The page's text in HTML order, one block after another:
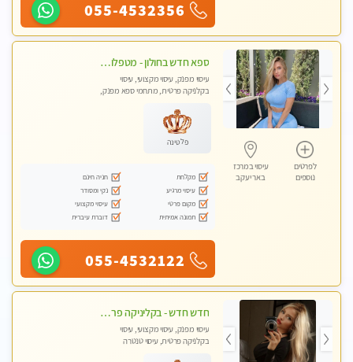
055-4532356
לפרטים
נוספים
עיסוי במרכז
באר יעקב
ספא חדש בחולון - מטפלות מקצועיות ברמה גבוהה מומלץ מאוד !!! . . highly recommended..new in the city -אין פרטים נוספים במקום -ללא מין !!ממתינה לך שתגיע
עיסוי מפנק, עיסוי מקצועי, עיסוי
בקלניקה פרטית, מתחמי ספא מפנק,
פלטינה
מקלחת
חניה חינם
עיסוי מרגיע
נקי ומסודר
מקום פרטי
עיסוי מקצועי
תמונה אמיתית
דוברת עיברית
055-4532122
חדש חדש - בקליניקה פרטית בחולון עיסוי לחידוש אנרגיות עיסוי חלומי מומלץ מאוד-ללא מין! highly recommended new in the city
עיסוי מפנק, עיסוי מקצועי, עיסוי
בקלניקה פרטית, עיסוי טנטרה